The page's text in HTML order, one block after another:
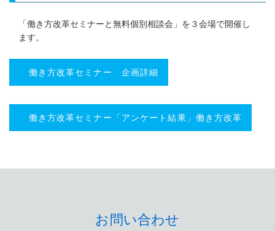
「働き方改革セミナーと無料個別相談会」を３会場で開催し
ます。
働き方改革セミナー 企画詳細
働き方改革セミナー「アンケート結果」働き方改革
お問い合わせ